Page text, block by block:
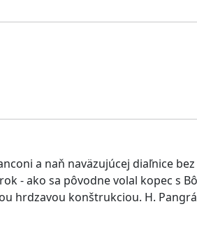
a naň naväzujúcej diaľnice
- ako sa pôvodne volal kopec s
hrdzavou konštrukciou. H.